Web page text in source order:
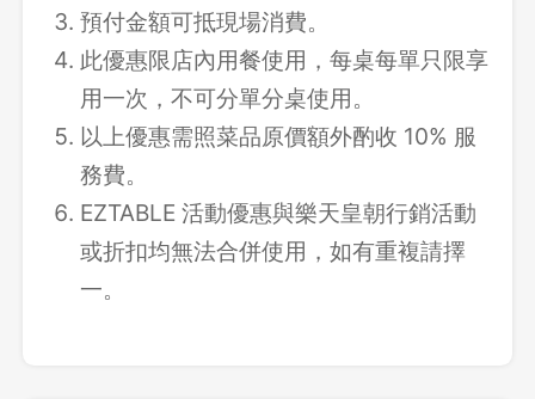
預付金額可抵現場消費。
此優惠限店內用餐使用，每桌每單只限享
用一次，不可分單分桌使用。
以上優惠需照菜品原價額外酌收 10% 服
務費。
EZTABLE 活動優惠與樂天皇朝行銷活動
或折扣均無法合併使用，如有重複請擇
一。